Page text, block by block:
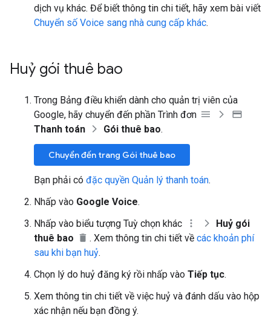
dịch vụ khác. Để biết thông tin chi tiết, hãy xem bài viết
Chuyển số Voice sang nhà cung cấp khác.
Huỷ gói thuê bao
Trong Bảng điều khiển dành cho quản trị viên của
Google, hãy chuyển đến phần Trình đơn
Thanh toán
Gói thuê bao.
Chuyển đến trang Gói thuê bao
Bạn phải có đặc quyền Quản lý thanh toán.
Nhấp vào Google Voice.
Nhấp vào biểu tượng Tuỳ chọn khác
Huỷ gói
thuê bao
. Xem thông tin chi tiết về các khoản phí
sau khi bạn huỷ.
Chọn lý do huỷ đăng ký rồi nhấp vào Tiếp tục.
Xem thông tin chi tiết về việc huỷ và đánh dấu vào hộp
xác nhận nếu bạn đồng ý.